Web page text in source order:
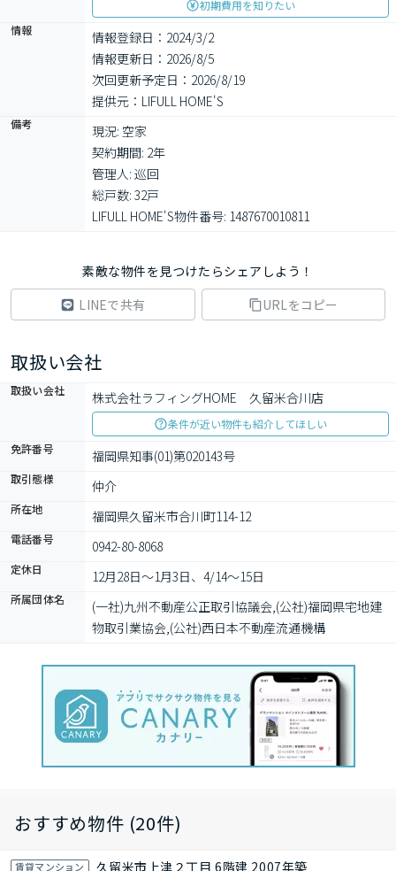
初期費用を知りたい
情報
情報登録日：2024/3/2
情報更新日：2026/8/5
次回更新予定日：2026/8/19
提供元：LIFULL HOME'S
備考
現況: 空家
契約期間: 2年
管理人: 巡回
総戸数: 32戸
LIFULL HOME'S物件番号: 1487670010811
素敵な物件を見つけたらシェアしよう！
LINEで共有
URLをコピー
取扱い会社
取扱い会社 株式会社ラフィングHOME　久留米合川店
条件が近い物件も紹介してほしい
免許番号
福岡県知事(01)第020143号
取引態様 仲介
所在地 福岡県久留米市合川町114-12
電話番号 0942-80-8068
定休日 12月28日〜1月3日、4/14〜15日
所属団体名
(一社)九州不動産公正取引協議会,(公社)福岡県宅地建
物取引業協会,(公社)西日本不動産流通機構
おすすめ物件 (20件)
賃貸マンション 久留米市上津２丁目 6階建 2007年築